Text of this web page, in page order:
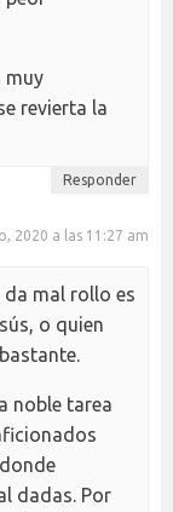
muy
revierta la
Responder
2020 a las 11:27 am
da mal rollo es
o quien
noble tarea
dadas. Por